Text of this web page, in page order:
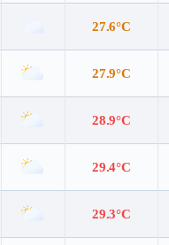
27.6°C
27.9°C
28.9°C
29.4°C
29.3°C